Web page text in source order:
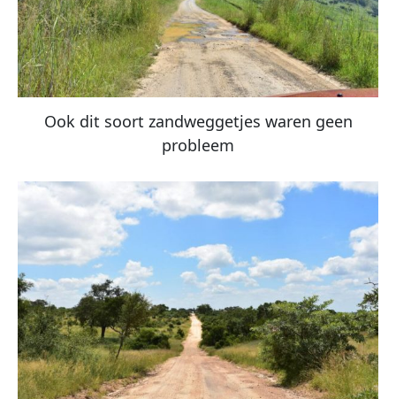
Ook dit soort zandweggetjes waren geen
probleem